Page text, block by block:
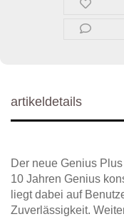
artikeldetails
Der neue Genius
10 Jahren Genius
liegt dabei auf
Zuverlässigkeit.